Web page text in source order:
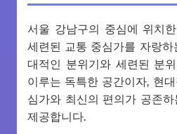
서울 강남구의 중심에 위치
세련된 교통 중심가를 자랑
대적인 분위기와 세련된 분
이루는 독특한 공간이자, 현
심가와 최신의 편의가 공존
제공합니다.